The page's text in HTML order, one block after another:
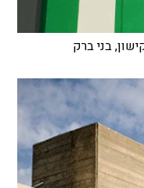
בני ברק